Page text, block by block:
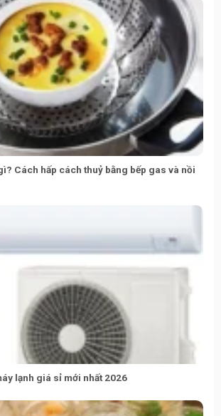
Cách hấp cách thuỷ bằng bếp gas và nồi
lạnh giá sỉ mới nhất 2026